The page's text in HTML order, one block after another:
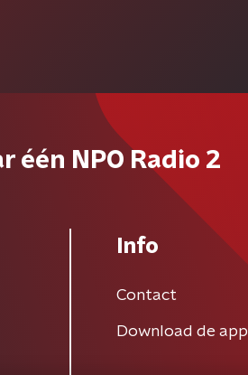
één NPO Radio 2
Info
Contact
Download de app